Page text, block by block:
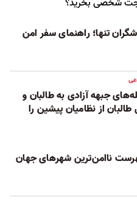
تنها؛ راهنمای سفر امن
جبهه آزادی به طالبان و
طالبان از نظامیان پیشین را
ناامن‌ترین شهرهای جهان